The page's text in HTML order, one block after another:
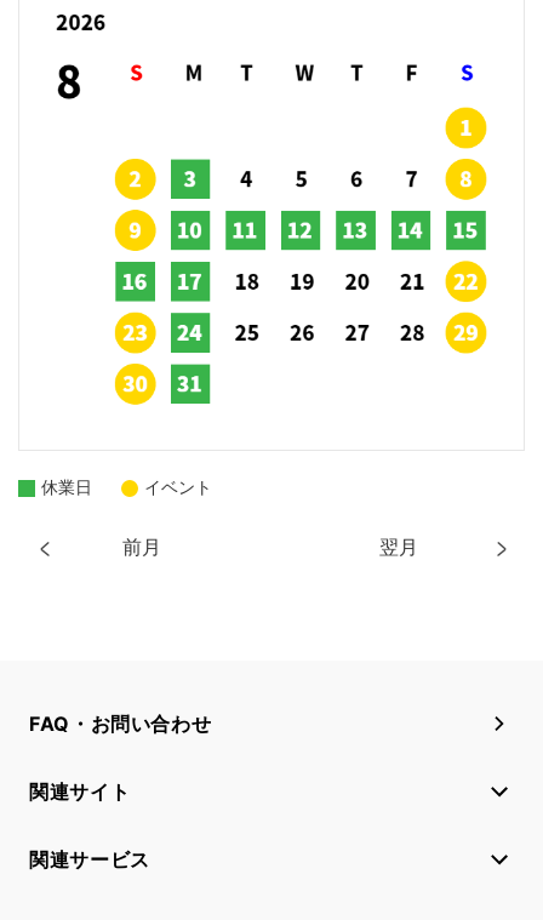
前月 翌月
休業日 イベント
FAQ・お問い合わせ
関連サイト
関連サービス